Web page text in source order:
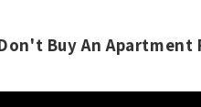
Buy An Apartment